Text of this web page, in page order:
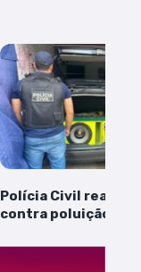
Polícia Civil realiza
contra poluição